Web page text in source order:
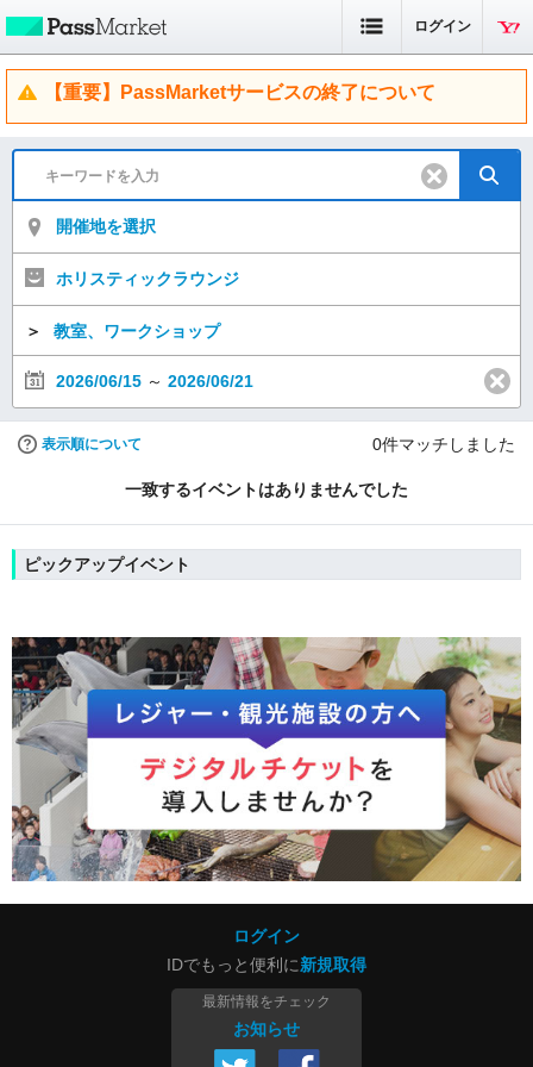
ログイン
【重要】PassMarketサービスの終了について
開催地を選択
ホリスティックラウンジ
＞ 教室、ワークショップ
2026/06/15 ～ 2026/06/21
表示順について 0件マッチしました
一致するイベントはありませんでした
ピックアップイベント
ログイン
IDでもっと便利に新規取得
最新情報をチェック
お知らせ